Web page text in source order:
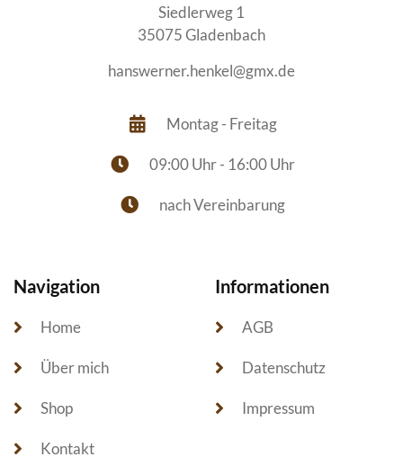
Siedlerweg 1
35075 Gladenbach
hanswerner.henkel@gmx.de
Montag - Freitag
09:00 Uhr - 16:00 Uhr
nach Vereinbarung
Navigation
Home
Über mich
Shop
Kontakt
Informationen
AGB
Datenschutz
Impressum